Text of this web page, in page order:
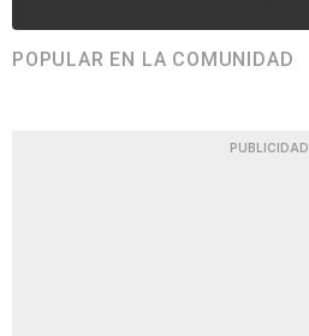
POPULAR EN LA COMUNIDAD
PUBLICIDAD